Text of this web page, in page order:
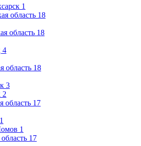
1
область 18
область 18
4
область 18
3
2
область 17
1
1
17